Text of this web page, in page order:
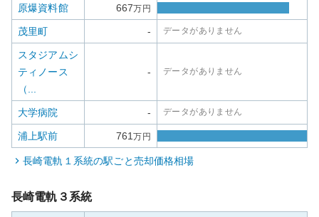
原爆資料館 667万円
茂里町 - データがありません
スタジアムシ
ティノース
（...
- データがありません
大学病院 - データがありません
浦上駅前 761万円
長崎電軌１系統の駅ごと売却価格相場
長崎電軌３系統